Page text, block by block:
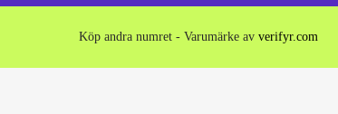
Köp andra numret - Varumärke av verifyr.com